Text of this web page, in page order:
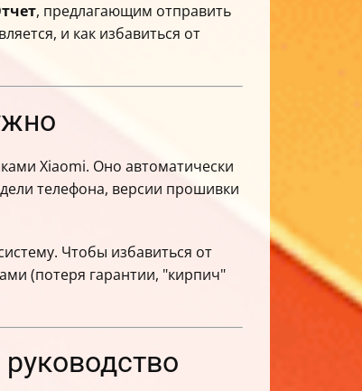
, предлагающим отправить
и как избавиться от
Xiaomi. Оно автоматически
телефона, версии прошивки
Чтобы избавиться от
(потеря гарантии, "кирпич"